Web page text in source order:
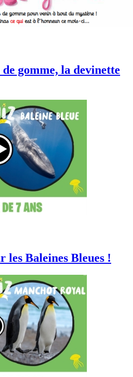
gomme, la devinette
les Baleines Bleues !